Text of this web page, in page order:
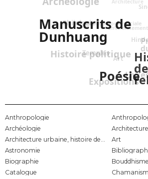
Manuscrits de
Dunhuang
Poésie
Histoire politique
Expositions
Philologie
Temples
Art
Anthropologie sociale
Environnement
Anthropologie
Archéologie
Architecture
Architecture urbaine, histoire de l'urbanisme chinois
Art
Astronomie
Biographie
Bouddhisme
Catalogue